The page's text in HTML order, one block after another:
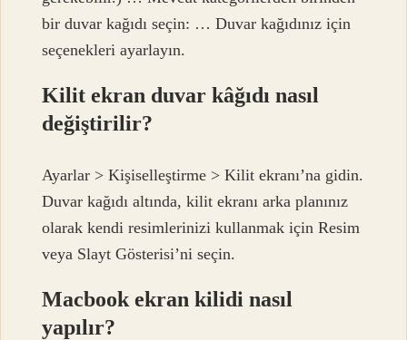
bir duvar kağıdı seçin: … Duvar kağıdınız için
seçenekleri ayarlayın.
Kilit ekran duvar kâğıdı nasıl
değiştirilir?
Ayarlar > Kişiselleştirme > Kilit ekranı’na gidin.
Duvar kağıdı altında, kilit ekranı arka planınız
olarak kendi resimlerinizi kullanmak için Resim
veya Slayt Gösterisi’ni seçin.
Macbook ekran kilidi nasıl
yapılır?